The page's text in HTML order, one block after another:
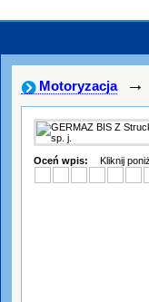
Motoryzacja →
Oceń wpis: Kliknij